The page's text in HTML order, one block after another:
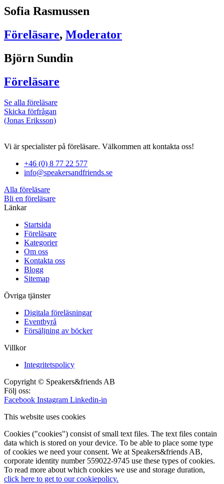
Sofia Rasmussen
Föreläsare, Moderator
Björn Sundin
Föreläsare
Se alla föreläsare
Skicka förfrågan
(Jonas Eriksson)
Vi är specialister på föreläsare. Välkommen att kontakta oss!
+46 (0) 8 77 22 577
info@speakersandfriends.se
Alla föreläsare
Bli en föreläsare​
Länkar
Startsida
Föreläsare
Kategorier
Om oss
Kontakta oss
Blogg
Sitemap
Övriga tjänster
Digitala föreläsningar
Eventbyrå
Försäljning av böcker
Villkor
Integritetspolicy
Copyright © Speakers&friends AB
Följ oss:
Facebook Instagram Linkedin-in
This website uses cookies
Cookies ("cookies") consist of small text files. The text files contain
data which is stored on your device. To be able to place some type
of cookies we need your consent. We at Speakers&friends AB,
corporate identity number 559022-9745 use these types of cookies.
To read more about which cookies we use and storage duration,
click here to get to our cookiepolicy.